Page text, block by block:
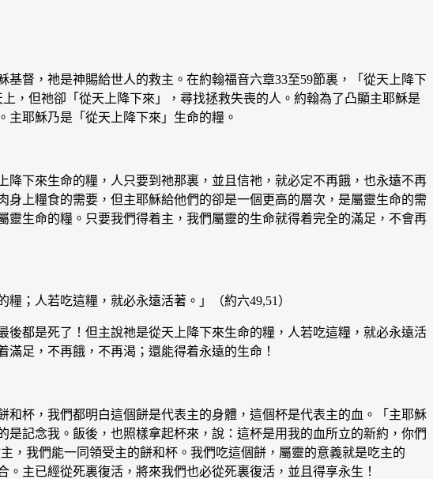
督，祂是神賜給世人的救主。在約翰福音六章33至59節裏，「從天上降下
，但祂卻「從天上降下來」，尋找拯救失喪的人。約翰為了凸顯主耶穌是
主耶穌乃是「從天上降下來」生命的糧。
下來生命的糧，人只要到祂那裏，並且信祂，就必定不再餓，也永遠不再
上糧食的需要，但主耶穌給他們的卻是一個更高的層次，是屬靈生命的需
生命的糧。只要我們得着主，我們屬靈的生命就得着完全的滿足，不會再
人若吃這糧，就必永遠活著。」（約六49,51）
都是死了！但主說祂是從天上降下來生命的糧，人若吃這糧，就必永遠活
足，不再餓，不再渴；還能得着永遠的生命！
杯，我們都明白這個餅是代表主的身體，這個杯是代表主的血。「主耶穌
記念我。飯後，也照樣拿起杯來，說：這杯是用我的血所立的新約，你們
，我們能一同領受主的餅和杯。我們吃這個餅，屬靈的意義就是吃主的
主已經從死裏復活，將來我們也必從死裏復活，並且得享永生！